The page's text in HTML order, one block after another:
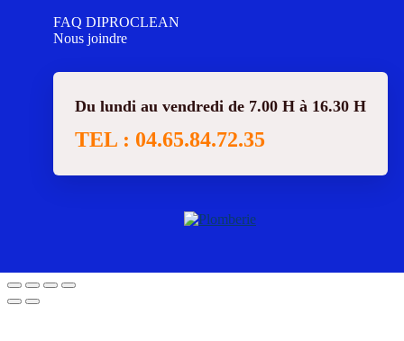
FAQ DIPROCLEAN
Nous joindre
Du lundi au vendredi de 7.00 H à 16.30 H
TEL : 04.65.84.72.35